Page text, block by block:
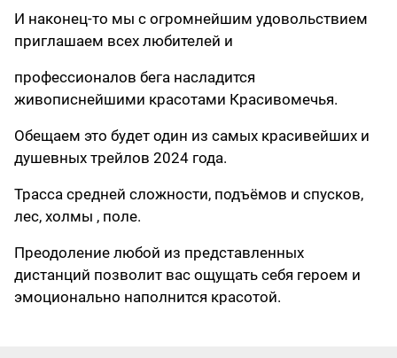
И наконец-то мы с огромнейшим удовольствием
приглашаем всех любителей и
профессионалов бега насладится
живописнейшими красотами Красивомечья.
Обещаем это будет один из самых красивейших и
душевных трейлов 2024 года.
Трасса средней сложности, подъёмов и спусков,
лес, холмы , поле.
Преодоление любой из представленных
дистанций позволит вас ощущать себя героем и
эмоционально наполнится красотой.